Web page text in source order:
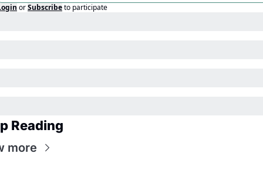
orSubscribeto participate
Reading
more